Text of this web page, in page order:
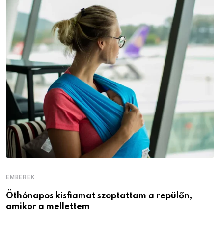
EMBEREK
Öthónapos kisfiamat szoptattam a repülőn,
amikor a mellettem